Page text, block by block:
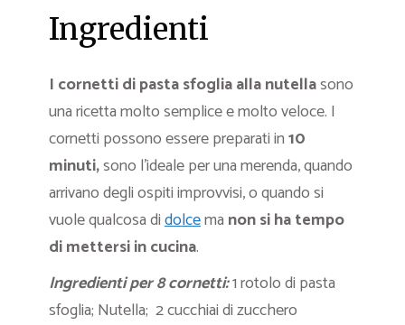
Ingredienti
I cornetti di pasta sfoglia alla nutellasono
una ricetta molto semplice e molto veloce. I
cornetti possono essere preparati in10
minuti,sono l’ideale per una merenda, quando
arrivano degli ospiti improvvisi, o quando si
vuole qualcosa didolcema non si ha tempo
di mettersi in cucina.
Ingredienti per8 cornetti:1 rotolo di pasta
sfoglia; Nutella; 2 cucchiai di zucchero